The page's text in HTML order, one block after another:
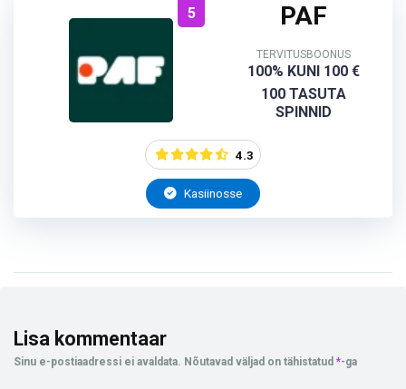
5 PAF
TERVITUSBOONUS
100% KUNI 100 €
100 TASUTA
SPINNID
4.3
Kasiinosse
Lisa kommentaar
Sinu e-postiaadressi ei avaldata. Nõutavad väljad on tähistatud *-ga